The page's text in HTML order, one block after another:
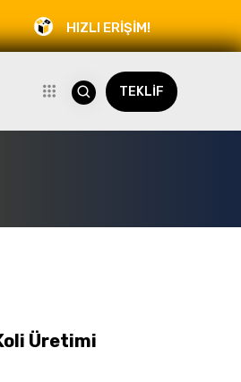
HIZLI ERİŞİM!
TEKLİF
Üretimi